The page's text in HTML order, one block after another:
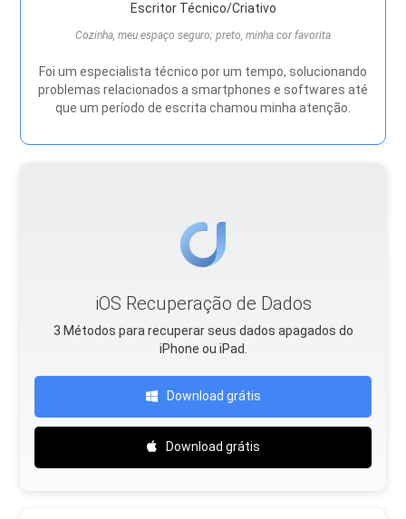
Escritor Técnico/Criativo
Cozinha, meu espaço seguro; preto, minha cor favorita
Foi um especialista técnico por um tempo, solucionando
problemas relacionados a smartphones e softwares até
que um período de escrita chamou minha atenção.
iOS Recuperação de Dados
3 Métodos para recuperar seus dados apagados do
iPhone ou iPad.
Download grátis
Download grátis